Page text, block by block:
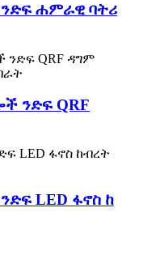
ሐምራዊ ባትሪ
ንድፍ QRF
LED ፋኖስ ከ